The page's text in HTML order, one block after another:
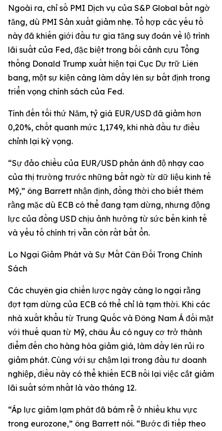
Ngoài ra, chỉ số PMI Dịch vụ của S&P Global bất ngờ
tăng, dù PMI Sản xuất giảm nhẹ. Tổ hợp các yếu tố
này đã khiến giới đầu tư gia tăng suy đoán về lộ trình
lãi suất của Fed, đặc biệt trong bối cảnh cựu Tổng
thống Donald Trump xuất hiện tại Cục Dự trữ Liên
bang, một sự kiện càng làm dấy lên sự bất định trong
triển vọng chính sách của Fed.
Tính đến tối thứ Năm, tỷ giá EUR/USD đã giảm hơn
0,20%, chốt quanh mức 1,1749, khi nhà đầu tư điều
chỉnh lại kỳ vọng.
“Sự đảo chiều của EUR/USD phản ánh độ nhạy cao
của thị trường trước những bất ngờ từ dữ liệu kinh tế
Mỹ,” ông Barrett nhận định, đồng thời cho biết thêm
rằng mặc dù ECB có thể đang tạm dừng, nhưng động
lực của đồng USD chịu ảnh hưởng từ sức bền kinh tế
và yếu tố chính trị vẫn còn rất bất ổn.
Lo Ngại Giảm Phát và Sự Mất Cân Đối Trong Chính
Sách
Các chuyên gia chiến lược ngày càng lo ngại rằng
đợt tạm dừng của ECB có thể chỉ là tạm thời. Khi các
nhà xuất khẩu từ Trung Quốc và Đông Nam Á đối mặt
với thuế quan từ Mỹ, châu Âu có nguy cơ trở thành
điểm đến cho hàng hóa giảm giá, làm dấy lên rủi ro
giảm phát. Cùng với sự chậm lại trong đầu tư doanh
nghiệp, điều này có thể khiến ECB nối lại việc cắt giảm
lãi suất sớm nhất là vào tháng 12.
“Áp lực giảm lạm phát đã bám rễ ở nhiều khu vực
trong eurozone,” ông Barrett nói. “Bước đi tiếp theo